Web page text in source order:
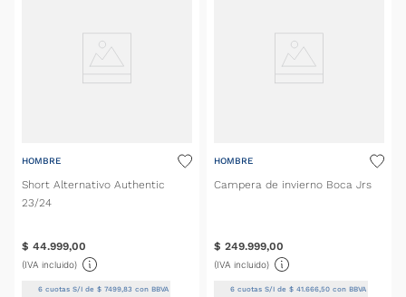
HOMBRE
Short Alternativo Authentic
23/24
$ 44.999,00
(IVA incluido)
6 cuotas S/I de$ 7499,83 con BBVA
HOMBRE
Campera de invierno Boca Jrs
$ 249.999,00
(IVA incluido)
6cuotas S/I de $ 41.666,50con BBVA